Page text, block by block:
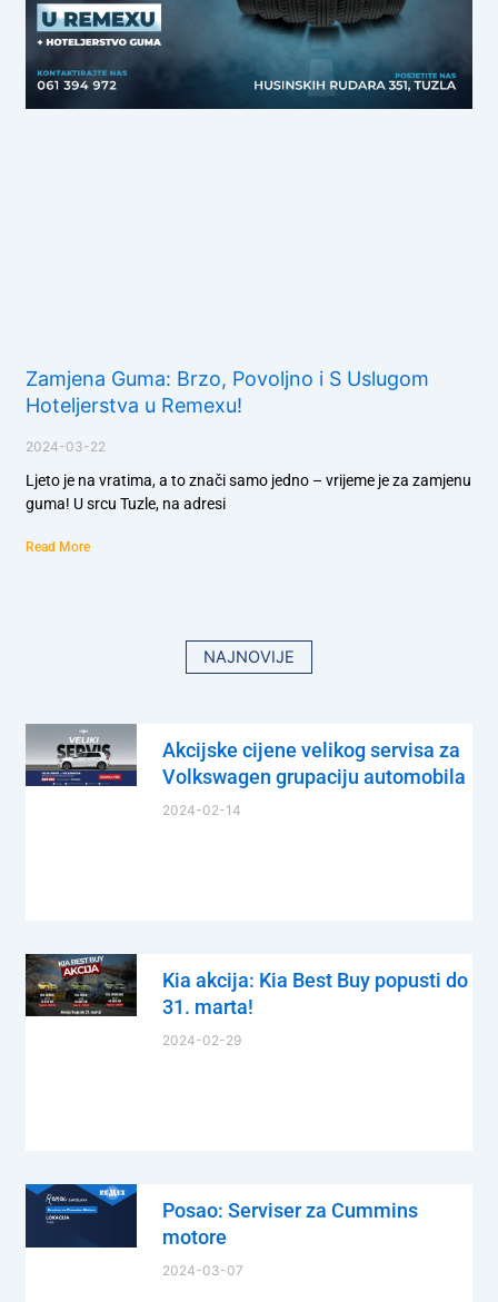
Zamjena Guma: Brzo, Povoljno i S Uslugom
Hoteljerstva u Remexu!
2024-03-22
Ljeto je na vratima, a to znači samo jedno – vrijeme je za zamjenu
guma! U srcu Tuzle, na adresi
Read More
NAJNOVIJE
Akcijske cijene velikog servisa za
Volkswagen grupaciju automobila
2024-02-14
Kia akcija: Kia Best Buy popusti do
31. marta!
2024-02-29
Posao: Serviser za Cummins
motore
2024-03-07